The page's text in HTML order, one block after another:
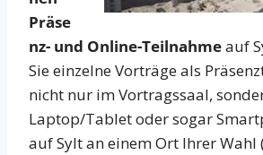
Präse
nz- und Online-Teilnahmeauf
Sie einzelne Vorträge als
nicht nur im Vortragssaal,
Laptop/Tablet oder sogar
auf Sylt an einem Ort Ihrer Wahl